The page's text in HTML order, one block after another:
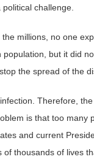
challenge.
millions, no one
but it did
the spread of the
Therefore,
is that too many
and current
thousands of lives